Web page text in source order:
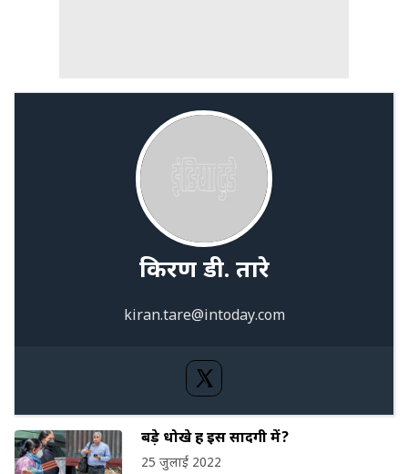
किरण डी. तारे
kiran.tare@intoday.com
बड़े धोखे हैं इस सादगी में?
25 जुलाई 2022